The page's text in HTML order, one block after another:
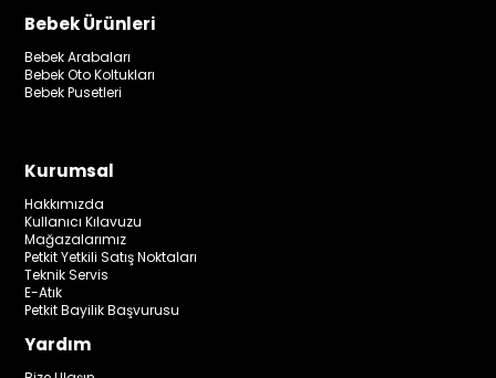
Bebek Ürünleri
Bebek Arabaları
Bebek Oto Koltukları
Bebek Pusetleri
Kurumsal
Hakkımızda
Kullanıcı Kılavuzu
Mağazalarımız
Petkit Yetkili Satış Noktaları
Teknik Servis
E-Atık
Petkit Bayilik Başvurusu
Yardım